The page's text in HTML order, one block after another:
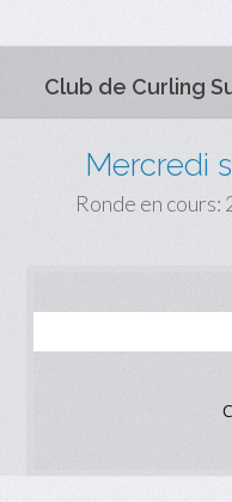
Club de Curling
Mercredi
Ronde en